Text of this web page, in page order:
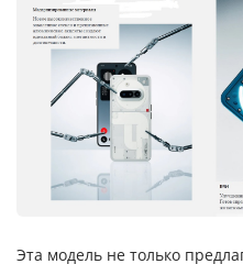
Эта модель не только